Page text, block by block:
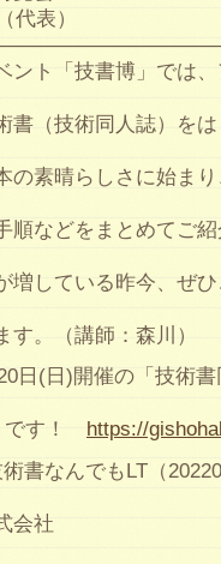
代表）
ント「技書博」では
書（技術同人誌）を
の素晴らしさに始ま
順などをまとめてご
増している昨今、ぜ
。（講師：森川）
日(日)開催の「技術
です！
https://
書なんでもLT（
会社